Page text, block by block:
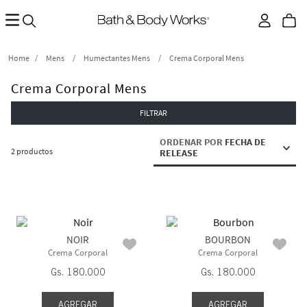
Mens Humectantes Mens Crema Corporal Mens
Crema Corporal Mens
FILTRAR
2 productos
ORDENAR POR FECHA DE
RELEASE
NOIR
Crema Corporal
Gs. 180.000
AGREGAR
BOURBON
Crema Corporal
Gs. 180.000
AGREGAR